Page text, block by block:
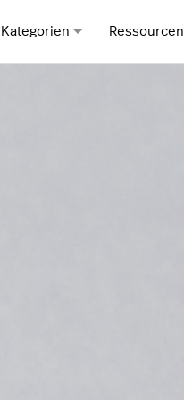
Kategorien Ressourcen